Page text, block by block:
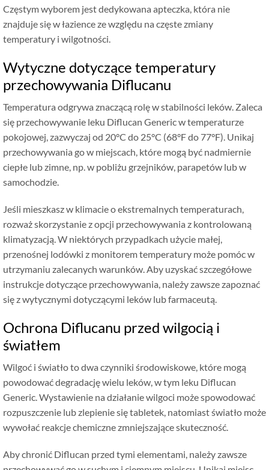
Częstym wyborem jest dedykowana apteczka, która nie
znajduje się w łazience ze względu na częste zmiany
temperatury i wilgotności.
Wytyczne dotyczące temperatury
przechowywania Diflucanu
Temperatura odgrywa znaczącą rolę w stabilności leków. Zaleca
się przechowywanie leku Diflucan Generic w temperaturze
pokojowej, zazwyczaj od 20°C do 25°C (68°F do 77°F). Unikaj
przechowywania go w miejscach, które mogą być nadmiernie
ciepłe lub zimne, np. w pobliżu grzejników, parapetów lub w
samochodzie.
Jeśli mieszkasz w klimacie o ekstremalnych temperaturach,
rozważ skorzystanie z opcji przechowywania z kontrolowaną
klimatyzacją. W niektórych przypadkach użycie małej,
przenośnej lodówki z monitorem temperatury może pomóc w
utrzymaniu zalecanych warunków. Aby uzyskać szczegółowe
instrukcje dotyczące przechowywania, należy zawsze zapoznać
się z wytycznymi dotyczącymi leków lub farmaceutą.
Ochrona Diflucanu przed wilgocią i
światłem
Wilgoć i światło to dwa czynniki środowiskowe, które mogą
powodować degradację wielu leków, w tym leku Diflucan
Generic. Wystawienie na działanie wilgoci może spowodować
rozpuszczenie lub zlepienie się tabletek, natomiast światło może
wywołać reakcje chemiczne zmniejszające skuteczność.
Aby chronić Diflucan przed tymi elementami, należy zawsze